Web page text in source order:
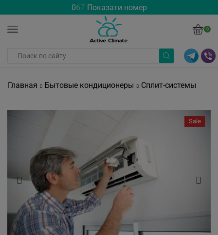
067 Показати номер
0
Главная Бытовые кондиционеры Сплит-системы
Sale